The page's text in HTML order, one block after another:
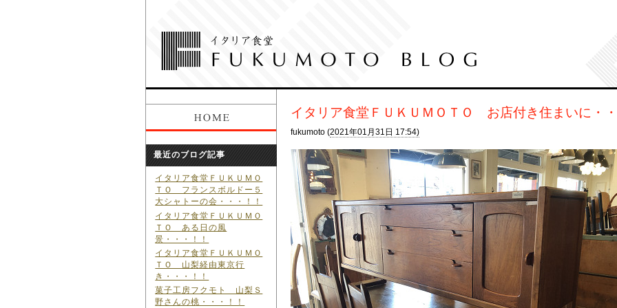
イタリア食堂ＦＵＫＵＭＯＴＯ お店付き住まいに・
fukumoto (2021年01月31日 17:54)
最近のブログ記事
イタリア食堂ＦＵＫＵＭＯ
ＴＯ フランスボルドー５
大シャトーの会・・・！！
イタリア食堂ＦＵＫＵＭＯ
ＴＯ ある日の風
景・・・！！
イタリア食堂ＦＵＫＵＭＯ
ＴＯ 山梨経由東京行
き・・・！！
菓子工房フクモト 山梨Ｓ
野さんの桃・・・！！